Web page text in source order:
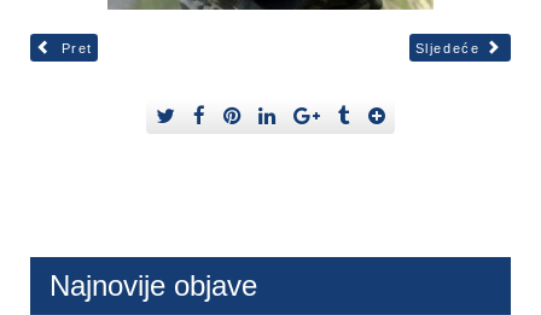
Pret Sljedeće
Najnovije objave